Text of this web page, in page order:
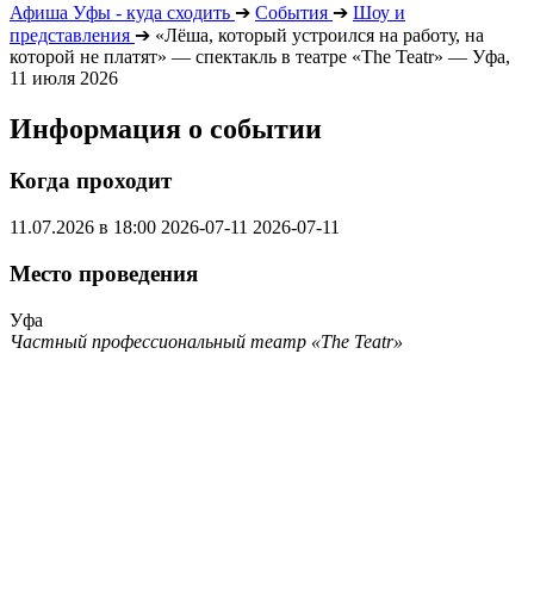
Афиша Уфы - куда сходить ➔ События ➔ Шоу и
представления ➔ «Лёша, который устроился на работу, на
которой не платят» — спектакль в театре «The Teatr» — Уфа,
11 июля 2026
Информация о событии
Когда проходит
11.07.2026 в 18:00 2026-07-11 2026-07-11
Место проведения
Уфа
Частный профессиональный театр «The Teatr»